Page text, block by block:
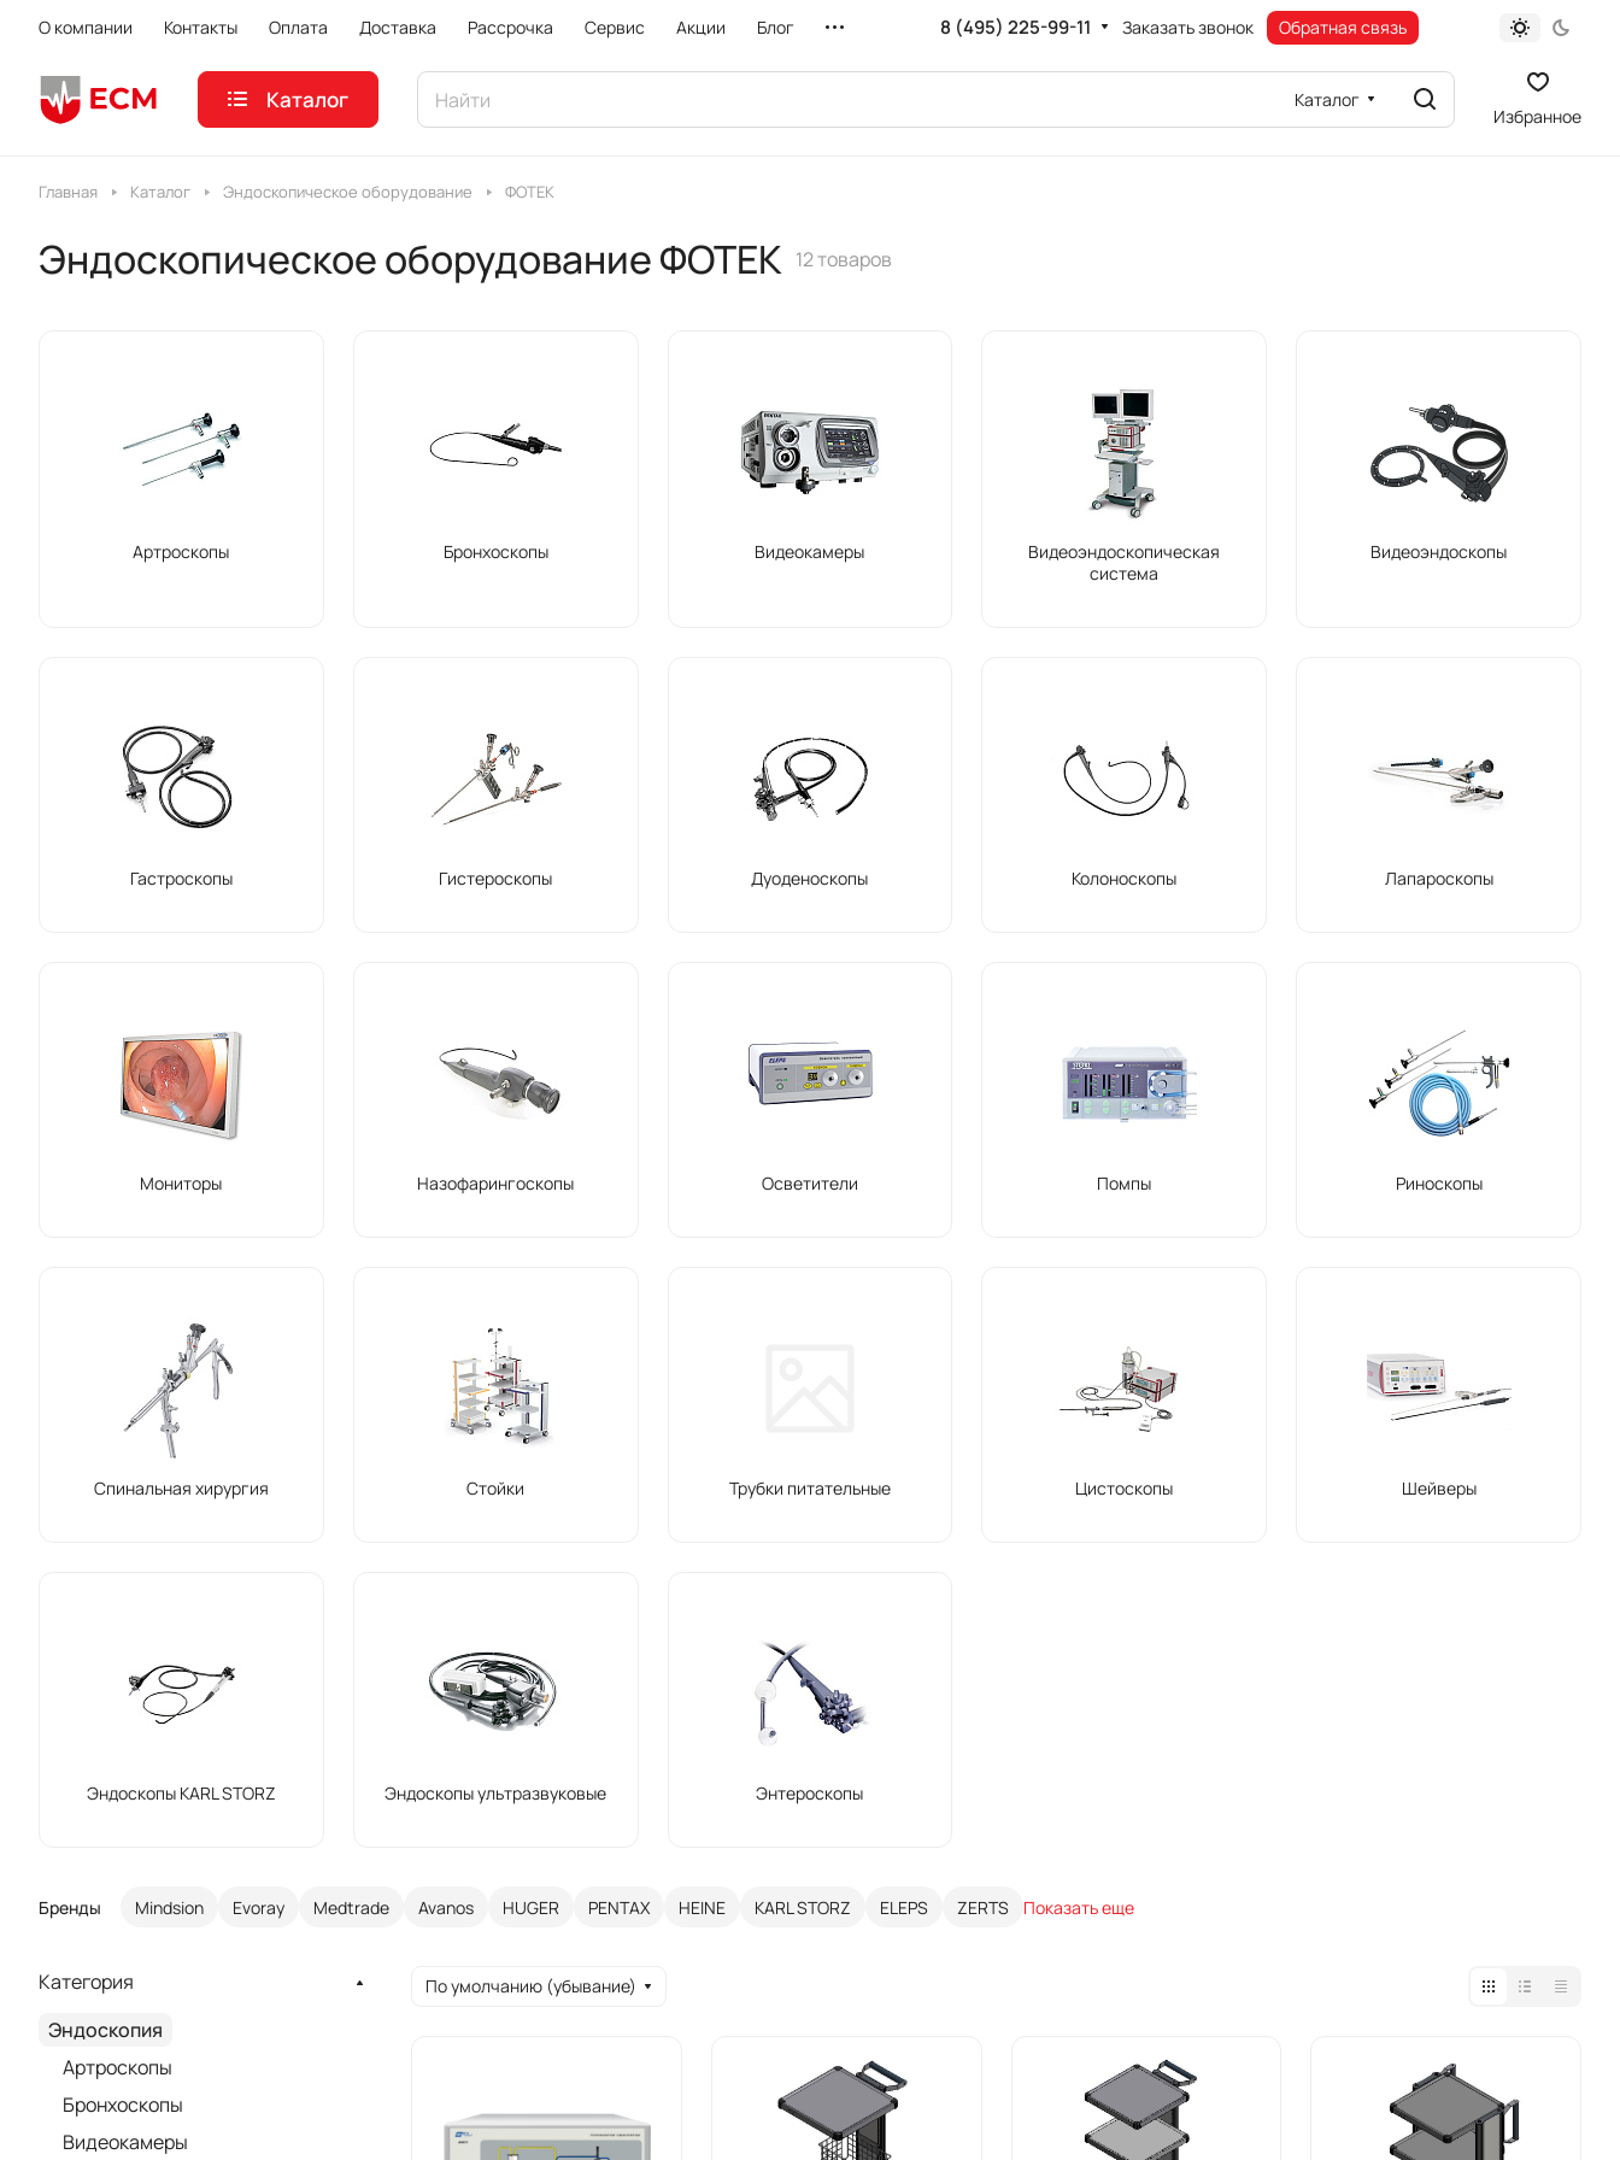
О компании Контакты Оплата Доставка Рассрочка Сервис Акции Блог 8 (495) 225-99-11 Заказать звонок Обратная связь
Каталог Каталог
Избранное
Главная Каталог Эндоскопическое оборудование ФОТЕК
Эндоскопическое оборудование ФОТЕК 12 товаров
Артроскопы Бронхоскопы Видеокамеры
Видеоэндоскопическая
система
Видеоэндоскопы
Гастроскопы Гистероскопы Дуоденоскопы Колоноскопы Лапароскопы
Мониторы Назофарингоскопы Осветители Помпы Риноскопы
Спинальная хирургия Стойки Трубки питательные Цистоскопы Шейверы
Эндоскопы KARL STORZ Эндоскопы ультразвуковые Энтероскопы
Бренды Mindsion Evoray Medtrade Avanos HUGER PENTAX HEINE KARL STORZ ELEPS ZERTS Показать еще
По умолчанию (убывание)
Категория
Эндоскопия
Артроскопы
Бронхоскопы
Видеокамеры